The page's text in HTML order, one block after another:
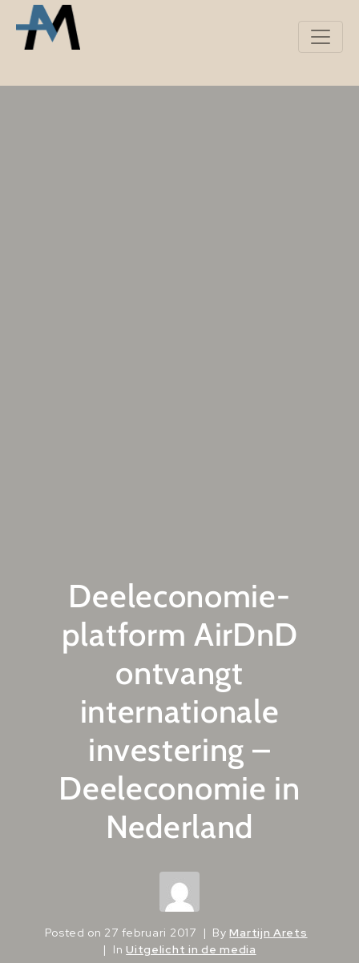
Deeleconomie-
platform AirDnD
ontvangt
internationale
investering –
Deeleconomie in
Nederland
Posted on 27 februari 2017 ByMartijn Arets
InUitgelicht in de media